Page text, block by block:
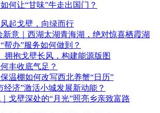
何让“甘味”牛走出国门？
起戈壁，向绿而行
新意｜西湖太湖青海湖，绝对惊喜栖霞湖
帮办”服务如何做到？
拥抱戈壁长风，构建能源版图
丰收底气足？
温棚如何改写西北养蟹“日历”
经济”激活小城发展新动能？
戈壁深处的“月光”照亮乡亲致富路